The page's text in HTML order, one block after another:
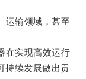
输领域，甚至
实现高效运行
持续发展做出贡